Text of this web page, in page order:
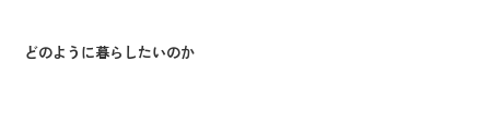
どのように暮らしたいのか